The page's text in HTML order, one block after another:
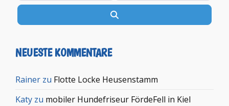
NEUESTE KOMMENTARE
Rainer zu Flotte Locke Heusenstamm
Katy zu mobiler Hundefriseur FördeFell in Kiel